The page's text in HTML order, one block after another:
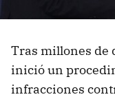
Tras millones de
inició un
infracciones